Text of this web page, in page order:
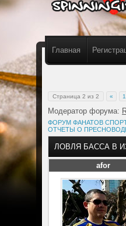
Главная
Страница 2 из 2 « 1
Модератор форума:
ФОРУМ ФАНАТОВ
ОТЧЕТЫ О
ЛОВЛЯ БАССА В
afor